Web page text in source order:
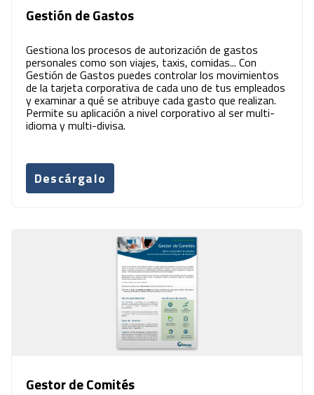
Gestión de Gastos
Gestiona los procesos de autorización de gastos
personales como son viajes, taxis, comidas... Con
Gestión de Gastos puedes controlar los movimientos
de la tarjeta corporativa de cada uno de tus empleados
y examinar a qué se atribuye cada gasto que realizan.
Permite su aplicación a nivel corporativo al ser multi-
idioma y multi-divisa.
Descárgalo
Gestor de Comités